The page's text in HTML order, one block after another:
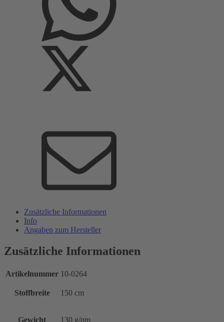
Zusätzliche Informationen
Info
Angaben zum Hersteller
Zusätzliche Informationen
Artikelnummer 10-0264
Stoffbreite 150 cm
Gewicht 130 g/qm